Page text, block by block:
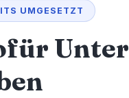
UMGESETZT